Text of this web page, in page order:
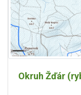
Okruh Žďár